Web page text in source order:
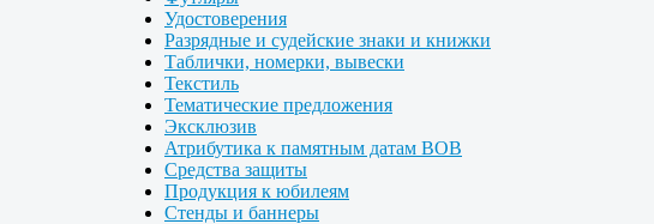
Удостоверения
Разрядные и судейские знаки и книжки
Таблички, номерки, вывески
Текстиль
Тематические предложения
Эксклюзив
Атрибутика к памятным датам ВОВ
Средства защиты
Продукция к юбилеям
Стенды и баннеры